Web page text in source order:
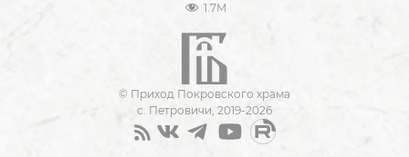
1.7M
© Приход Покровского храма
с. Петровичи, 2019-2026